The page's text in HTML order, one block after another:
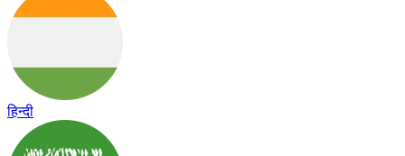
हिन्दी